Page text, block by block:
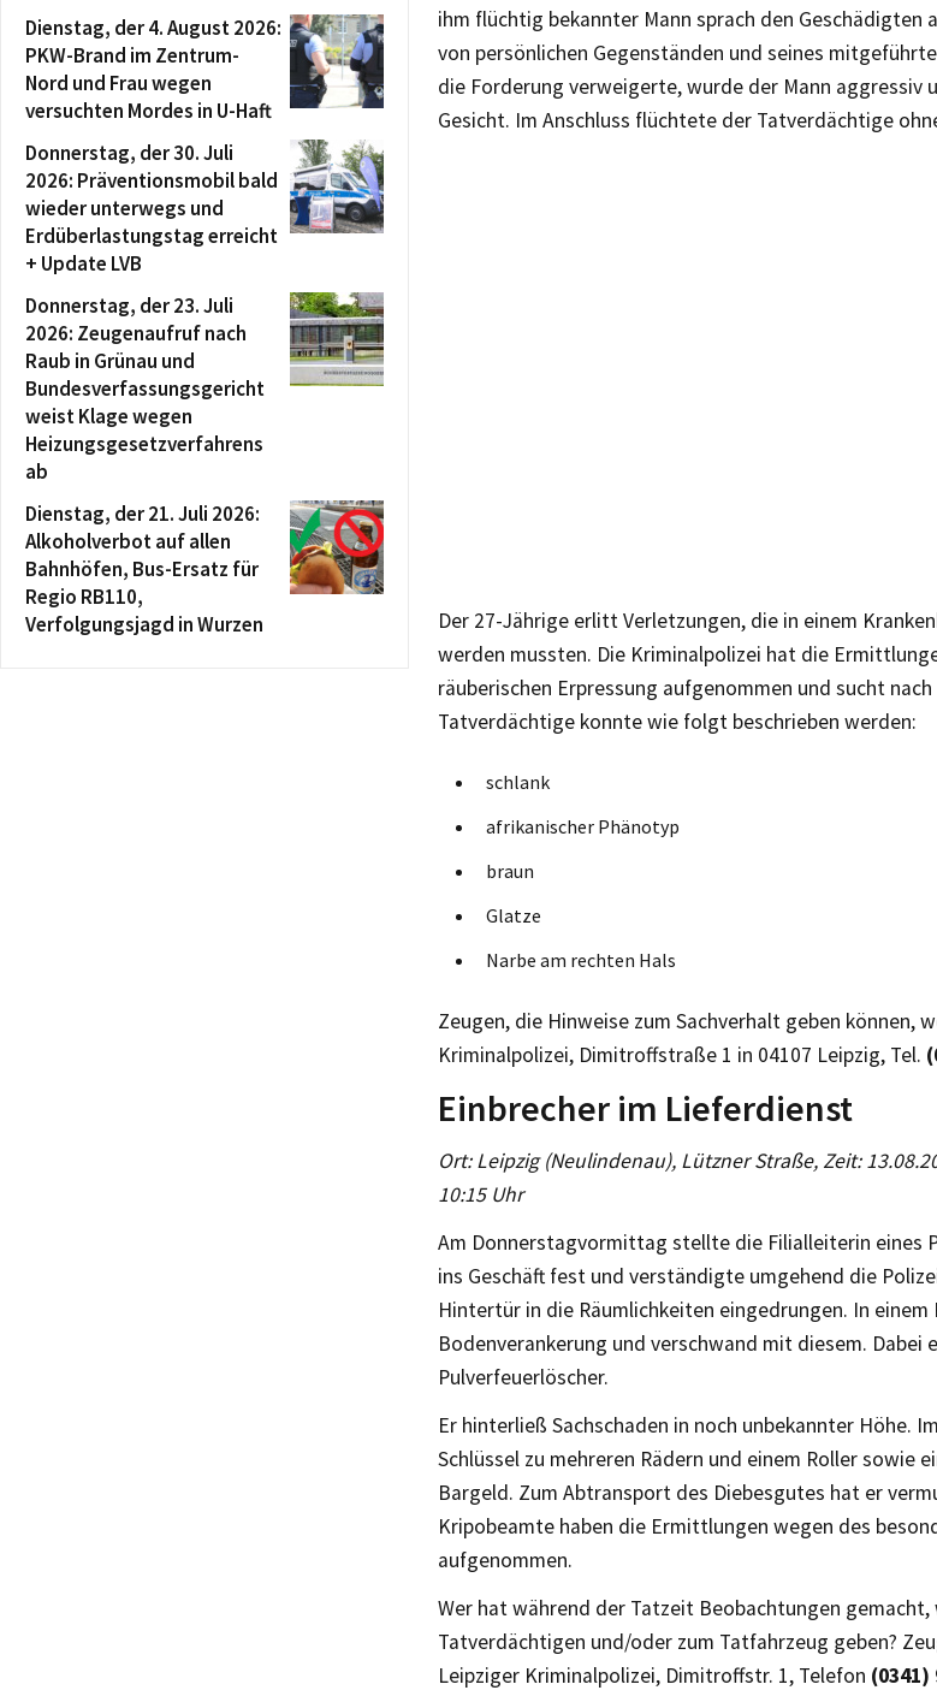
ihm flüchtig bekannter Mann sprach den Geschädigten
von persönlichen Gegenständen und seines
die Forderung verweigerte, wurde der Mann aggressiv
Gesicht. Im Anschluss flüchtete der Tatverdächtige
Der 27-Jährige erlitt Verletzungen, die in einem
werden mussten. Die Kriminalpolizei hat die
räuberischen Erpressung aufgenommen und sucht
Tatverdächtige konnte wie folgt beschrieben werden:
schlank
afrikanischer Phänotyp
braun
Glatze
Narbe am rechten Hals
Zeugen, die Hinweise zum Sachverhalt geben können,
Kriminalpolizei, Dimitroffstraße 1 in 04107 Leipzig, Tel.
Einbrecher im Lieferdienst
Ort: Leipzig (Neulindenau), Lützner Straße, Zeit:
10:15 Uhr
Am Donnerstagvormittag stellte die Filialleiterin eines
ins Geschäft fest und verständigte umgehend die
Hintertür in die Räumlichkeiten eingedrungen. In einem
Bodenverankerung und verschwand mit diesem. Dabei
Pulverfeuerlöscher.
Er hinterließ Sachschaden in noch unbekannter Höhe.
Schlüssel zu mehreren Rädern und einem Roller sowie
Bargeld. Zum Abtransport des Diebesgutes hat er
Kripobeamte haben die Ermittlungen wegen des
aufgenommen.
Wer hat während der Tatzeit Beobachtungen gemacht,
Tatverdächtigen und/oder zum Tatfahrzeug geben?
Leipziger Kriminalpolizei, Dimitroffstr. 1, Telefon (0341)
Dienstag, der 4. August 2026:
PKW-Brand im Zentrum-
Nord und Frau wegen
versuchten Mordes in U-Haft
Donnerstag, der 30. Juli
2026: Präventionsmobil bald
wieder unterwegs und
Erdüberlastungstag erreicht
+ Update LVB
Donnerstag, der 23. Juli
2026: Zeugenaufruf nach
Raub in Grünau und
Bundesverfassungsgericht
weist Klage wegen
Heizungsgesetzverfahrens
ab
Dienstag, der 21. Juli 2026:
Alkoholverbot auf allen
Bahnhöfen, Bus-Ersatz für
Regio RB110,
Verfolgungsjagd in Wurzen